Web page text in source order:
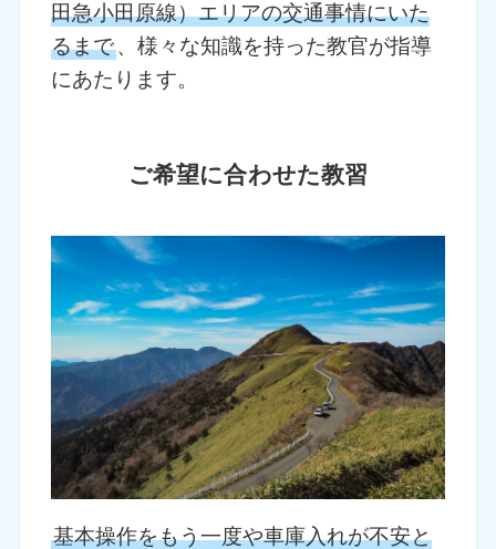
田急小田原線）エリアの交通事情にいた
るまで、様々な知識を持った教官が指導
にあたります。
ご希望に合わせた教習
基本操作をもう一度や車庫入れが不安と